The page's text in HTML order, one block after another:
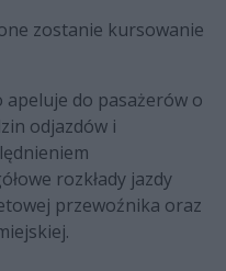
zostanie kursowanie
do pasażerów o
odjazdów i
rozkłady jazdy
przewoźnika oraz